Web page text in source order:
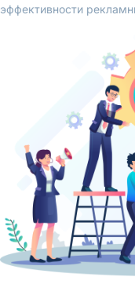
эффективности